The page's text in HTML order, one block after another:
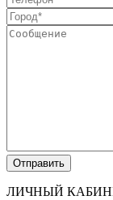
ЛИЧНЫЙ